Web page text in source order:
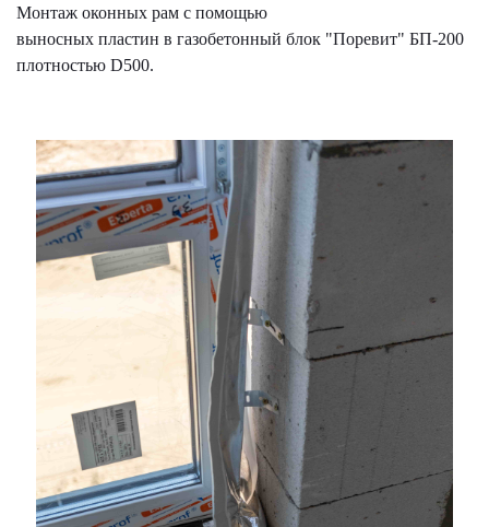
Монтаж оконных рам с помощью
выносных пластин в газобетонный блок "Поревит" БП-200
плотностью D500.